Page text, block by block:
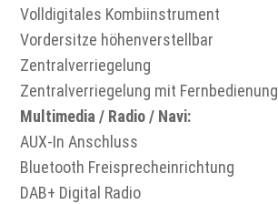
Volldigitales Kombiinstrument
Vordersitze höhenverstellbar
Zentralverriegelung
Zentralverriegelung mit Fernbedienung
Multimedia / Radio / Navi:
AUX-In Anschluss
Bluetooth Freisprecheinrichtung
DAB+ Digital Radio